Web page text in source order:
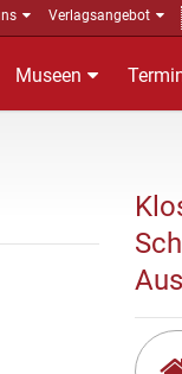
Verlagsangebot
Museen